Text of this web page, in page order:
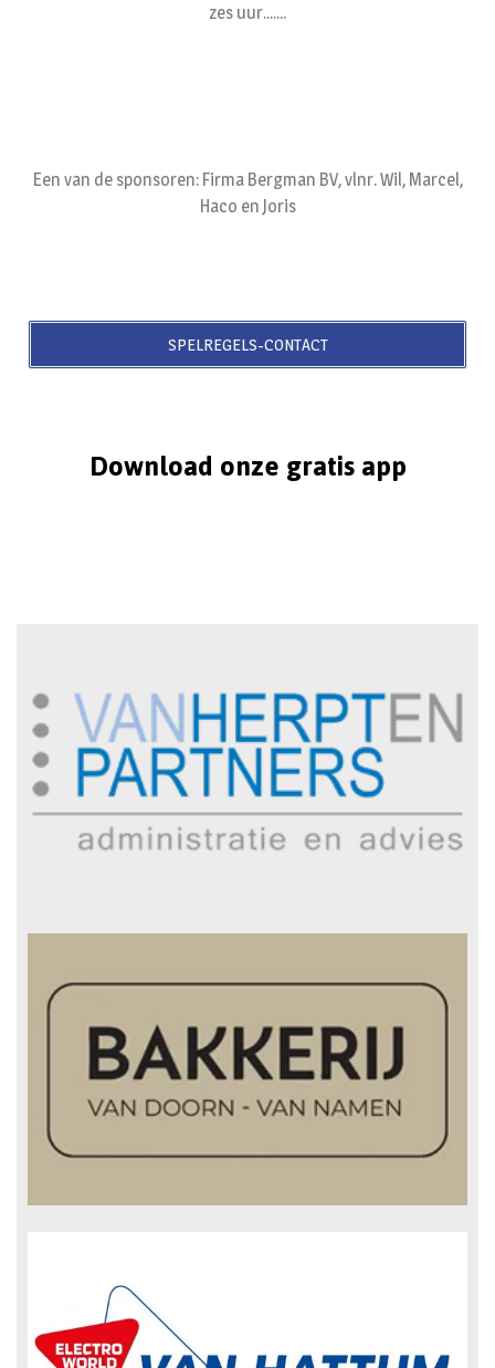
zes uur.......
Een van de sponsoren: Firma Bergman BV, vlnr. Wil, Marcel,
Haco en Joris
SPELREGELS-CONTACT
Download onze gratis app